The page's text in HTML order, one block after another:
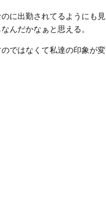
に出勤されてるようにも見
んだかなぁと思える。
ではなくて私達の印象が変